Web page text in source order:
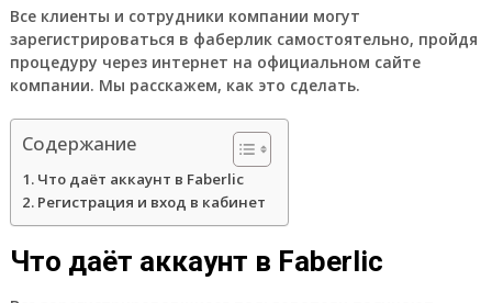
Все клиенты и сотрудники компании могут
зарегистрироваться в фаберлик самостоятельно, пройдя
процедуру через интернет на официальном сайте
компании. Мы расскажем, как это сделать.
Содержание
Что даёт аккаунт в Faberlic
Регистрация и вход в кабинет
Что даёт аккаунт в Faberlic